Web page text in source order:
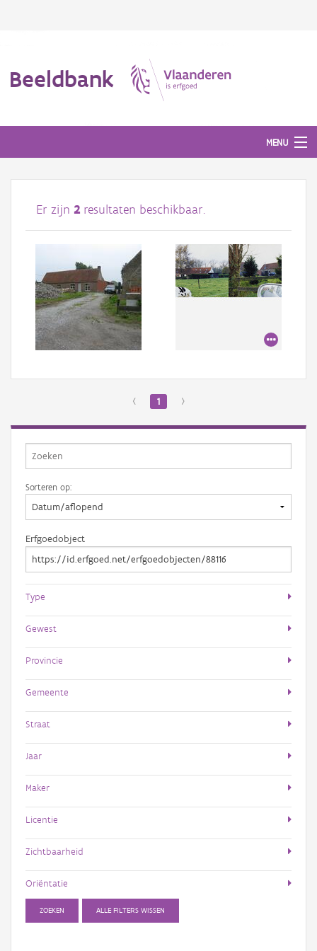
Beeldbank
MENU
Afbeeldingen
#BeeldIndeKijker
Over ons
Aanmelden
Er zijn 2 resultaten beschikbaar.
‹ 1 ›
Sorteren op:
Erfgoedobject
Type
Gewest
Provincie
Gemeente
Straat
Jaar
Maker
Licentie
Zichtbaarheid
Oriëntatie
ZOEKEN ALLE FILTERS WISSEN